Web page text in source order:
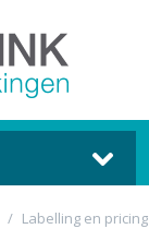
/ Labelling en pricing